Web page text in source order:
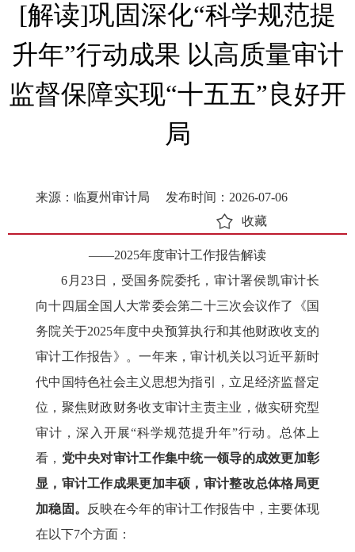
[解读]巩固深化“科学规范提
升年”行动成果 以高质量审计
监督保障实现“十五五”良好开
局
来源：临夏州审计局
发布时间：2026-07-06
收藏
——2025年度审计工作报告解读
6月23日，受国务院委托，审计署侯凯审计长
向十四届全国人大常委会第二十三次会议作了《国
务院关于2025年度中央预算执行和其他财政收支的
审计工作报告》。一年来，审计机关以习近平新时
代中国特色社会主义思想为指引，立足经济监督定
位，聚焦财政财务收支审计主责主业，做实研究型
审计，深入开展“科学规范提升年”行动。总体上
看， 党中央对审计工作集中统一领导的成效更加彰
显，审计工作成果更加丰硕，审计整改总体格局更
加稳固。
反映在今年的审计工作报告中，主要体现
在以下7个方面：